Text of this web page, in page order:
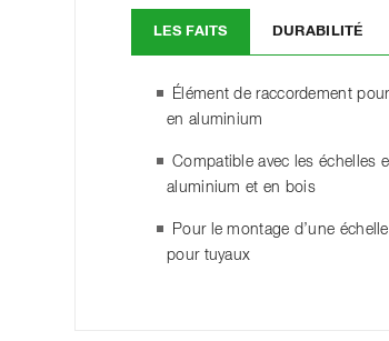
LES FAITS DURABILITÉ
Élément de raccordement
en aluminium
Compatible avec les échelles
aluminium et en bois
Pour le montage d’une
pour tuyaux